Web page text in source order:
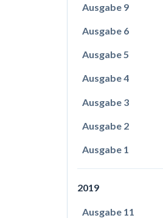
Ausgabe 9
Ausgabe 6
Ausgabe 5
Ausgabe 4
Ausgabe 3
Ausgabe 2
Ausgabe 1
2019
Ausgabe 11